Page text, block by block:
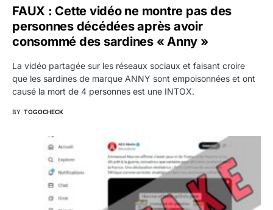
FAUX : Cette vidéo ne montre pas des
personnes décédées après avoir
consommé des sardines « Anny »
La vidéo partagée sur les réseaux sociaux et faisant croire
que les sardines de marque ANNY sont empoisonnées et ont
causé la mort de 4 personnes est une INTOX.
BY TOGOCHECK